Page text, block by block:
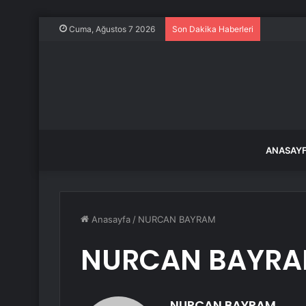
Cuma, Ağustos 7 2026 Son Dakika Haberleri
Anasayfa / NURCAN BAYRAM
NURCAN